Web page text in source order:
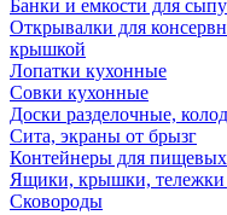
Банки и емкости для
Открывалки для
крышкой
Лопатки кухонные
Совки кухонные
Доски разделочные,
Сита, экраны от брызг
Контейнеры для
Ящики, крышки, тележки
Сковороды